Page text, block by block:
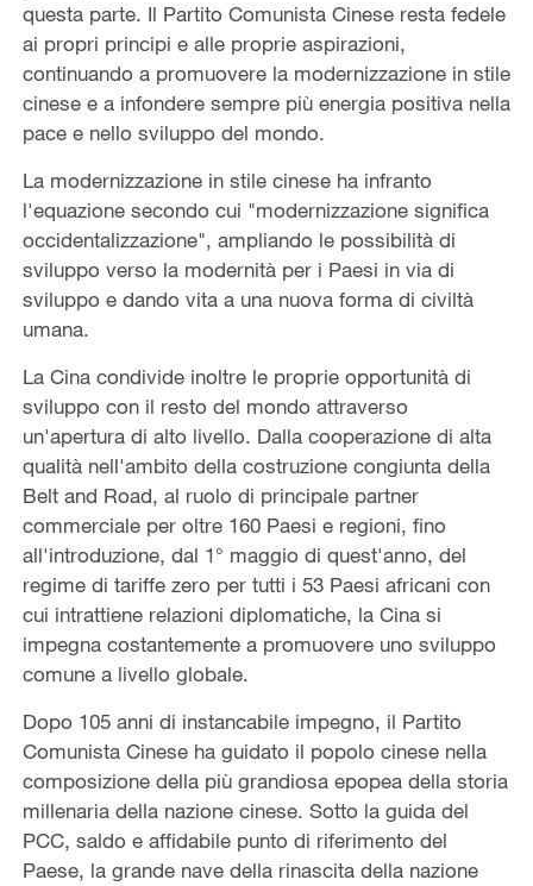
questa parte. Il Partito Comunista Cinese resta fedele
ai propri principi e alle proprie aspirazioni,
continuando a promuovere la modernizzazione in stile
cinese e a infondere sempre più energia positiva nella
pace e nello sviluppo del mondo.
La modernizzazione in stile cinese ha infranto
l'equazione secondo cui "modernizzazione significa
occidentalizzazione", ampliando le possibilità di
sviluppo verso la modernità per i Paesi in via di
sviluppo e dando vita a una nuova forma di civiltà
umana.
La Cina condivide inoltre le proprie opportunità di
sviluppo con il resto del mondo attraverso
un'apertura di alto livello. Dalla cooperazione di alta
qualità nell'ambito della costruzione congiunta della
Belt and Road, al ruolo di principale partner
commerciale per oltre 160 Paesi e regioni, fino
all'introduzione, dal 1° maggio di quest'anno, del
regime di tariffe zero per tutti i 53 Paesi africani con
cui intrattiene relazioni diplomatiche, la Cina si
impegna costantemente a promuovere uno sviluppo
comune a livello globale.
Dopo 105 anni di instancabile impegno, il Partito
Comunista Cinese ha guidato il popolo cinese nella
composizione della più grandiosa epopea della storia
millenaria della nazione cinese. Sotto la guida del
PCC, saldo e affidabile punto di riferimento del
Paese, la grande nave della rinascita della nazione